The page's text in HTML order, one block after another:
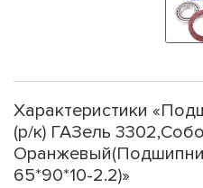
Характеристики
(р/к) ГАЗель
65*90*10-2.2)»